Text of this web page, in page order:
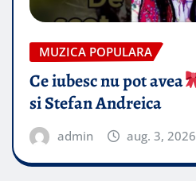
MUZICA POPULARA
Ce iubesc nu pot avea
si Stefan Andreica
admin aug. 3, 2026